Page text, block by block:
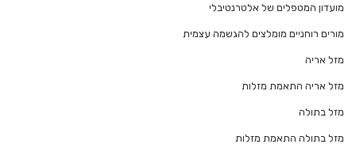
מועדון המטפלים של אלטרנטיבלי
מורים רוחניים מומלצים להגשמה עצמית
מזל אריה
מזל אריה התאמת מזלות
מזל בתולה
מזל בתולה התאמת מזלות